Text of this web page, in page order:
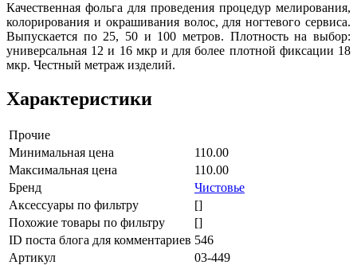
Качественная фольга для проведения процедур мелирования,
колорирования и окрашивания волос, для ногтевого сервиса.
Выпускается по 25, 50 и 100 метров. Плотность на выбор:
универсальная 12 и 16 мкр и для более плотной фиксации 18
мкр. Честный метраж изделий.
Характеристики
Прочие
Минимальная цена
110.00
Максимальная цена
110.00
Бренд
Чистовье
Аксессуары по фильтру
[]
Похожие товары по фильтру
[]
ID поста блога для комментариев 546
Артикул
03-449